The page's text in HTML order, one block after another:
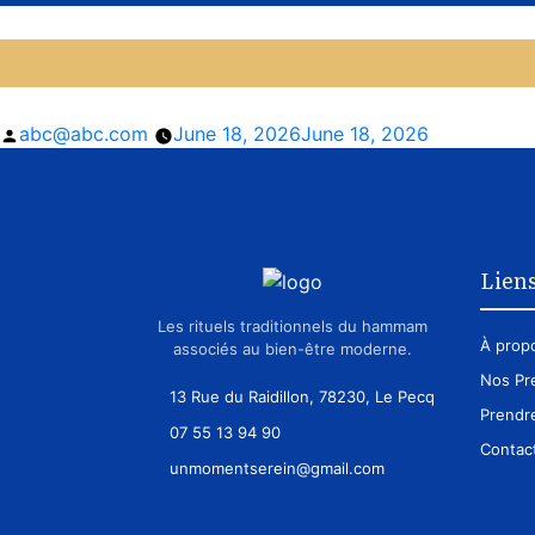
Posted
abc@abc.com June 18, 2026June 18, 2026
Les rituels traditionnels du hammam
associés au bien-être moderne.
13 Rue du Raidillon, 78230, Le Pecq
07 55 13 94 90
unmomentserein@gmail.com
À
Nos